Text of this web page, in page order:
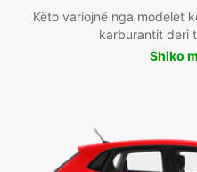
Këto variojnë nga modelet
karburantit deri
Shiko